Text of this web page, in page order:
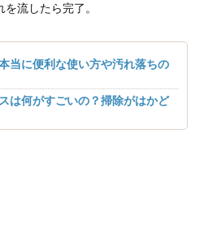
流したら完了。
当に便利な使い方や汚れ落ちの
は何がすごいの？掃除がはかど